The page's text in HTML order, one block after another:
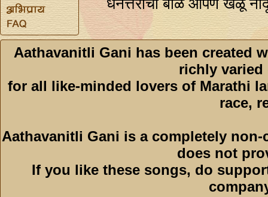
धनत्तराची बाळं आपण खेळू
Aathavanitli Gani has been created
richly varied
for all like-minded lovers of Marathi
race,
Aathavanitli Gani is a completely
does not
If you like these songs, do